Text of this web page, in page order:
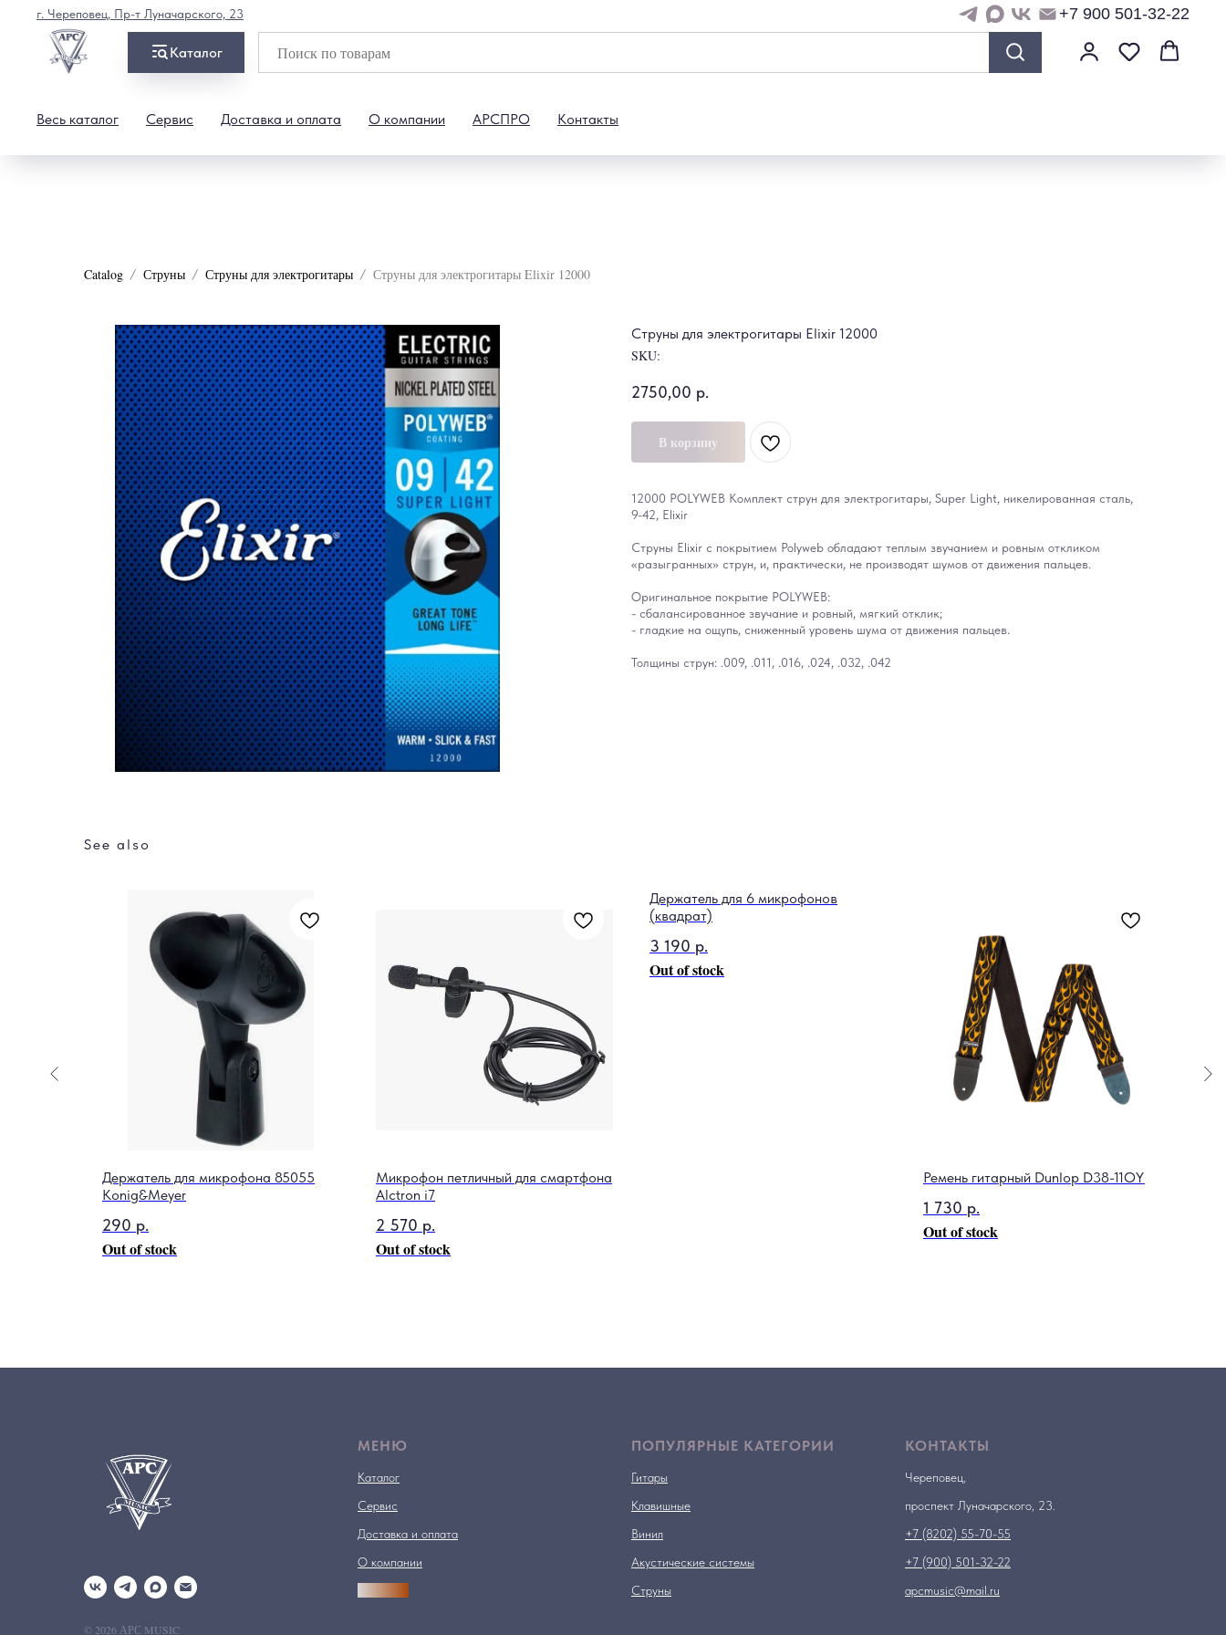
Каталог
Весь каталог Сервис Доставка и оплата О компании АРСПРО Контакты
г. Череповец, Пр-т Луначарского, 23 +7 900 501-32-22
Catalog Струны Струны для электрогитары Струны для электрогитары Elixir 12000
Струны для электрогитары Elixir 12000
SKU:
2750,00 р.
В корзину
12000 POLYWEB Комплект струн для электрогитары, Super Light, никелированная сталь,
9-42, Elixir
Струны Elixir с покрытием Polyweb обладают теплым звучанием и ровным откликом
«разыгранных» струн, и, практически, не производят шумов от движения пальцев.
Оригинальное покрытие POLYWEB:
- сбалансированное звучание и ровный, мягкий отклик;
- гладкие на ощупь, сниженный уровень шума от движения пальцев.
Толщины струн: .009, .011, .016, .024, .032, .042
See also
Держатель для микрофона 85055
Konig&Meyer
290 р.
Out of stock
Микрофон петличный для смартфона
Alctron i7
2 570 р.
Out of stock
Держатель для 6 микрофонов
(квадрат)
3 190 р.
Out of stock
Ремень гитарный Dunlop D38-11OY
1 730 р.
Out of stock
© 2026 АРС MUSIC
МЕНЮ
Каталог
Сервис
Доставка и оплата
О компании
ПОПУЛЯРНЫЕ КАТЕГОРИИ
Гитары
Клавишные
Винил
Акустические системы
Струны
КОНТАКТЫ
Череповец,
проспект Луначарского, 23.
+7 (8202) 55-70-55
+7 (900) 501-32-22
apcmusic@mail.ru